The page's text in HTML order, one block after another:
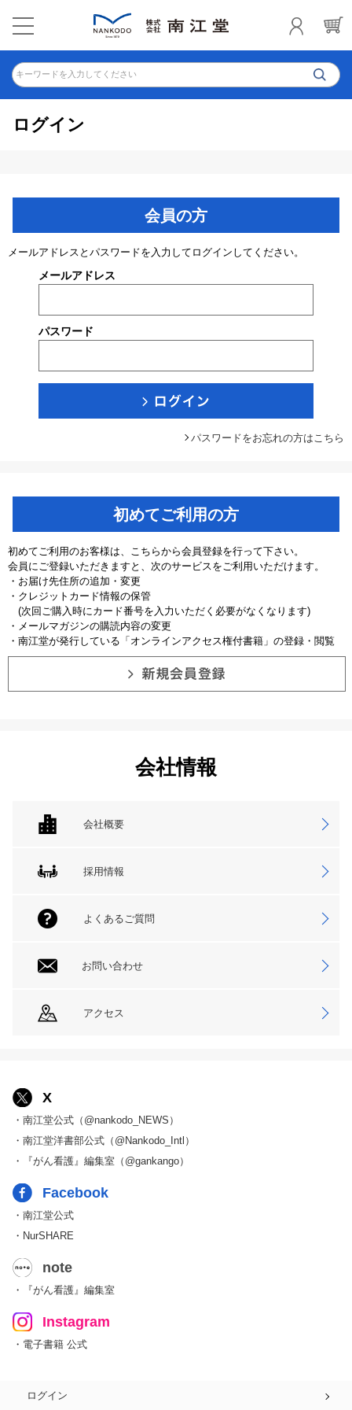
キーワードを入力してください
ログイン
会員の方
メールアドレスとパスワードを入力してログインしてください。
メールアドレス
パスワード
パスワードをお忘れの方はこちら
初めてご利用の方
初めてご利用のお客様は、こちらから会員登録を行って下さい。
会員にご登録いただきますと、次のサービスをご利用いただけます。
・お届け先住所の追加・変更
・クレジットカード情報の保管
(次回ご購入時にカード番号を入力いただく必要がなくなります)
・メールマガジンの購読内容の変更
・南江堂が発行している「オンラインアクセス権付書籍」の登録・閲覧
会社情報
会社概要
採用情報
よくあるご質問
お問い合わせ
アクセス
X
・南江堂公式（@nankodo_NEWS）
・南江堂洋書部公式（@Nankodo_Intl）
・『がん看護』編集室（@gankango）
Facebook
・南江堂公式
・NurSHARE
note
・『がん看護』編集室
Instagram
・電子書籍 公式
ログイン